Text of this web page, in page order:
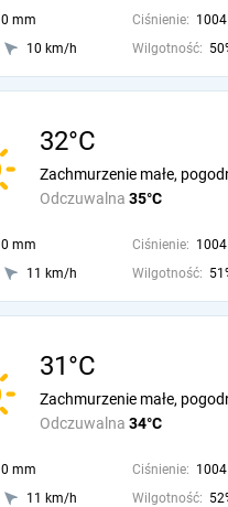
0 mm Ciśnienie:
10 km/h Wilgotność:
32°C
Odczuwalna 35°C
Zachmurzenie małe,
0 mm Ciśnienie:
11 km/h Wilgotność:
31°C
Odczuwalna 34°C
Zachmurzenie małe,
0 mm Ciśnienie:
11 km/h Wilgotność: